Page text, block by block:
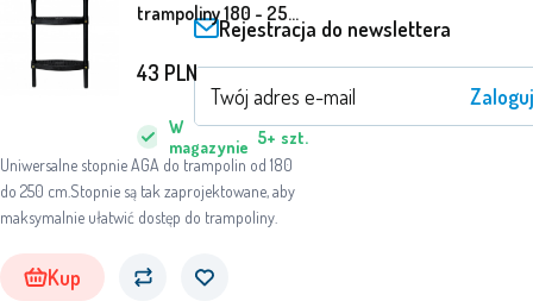
trampoliny 180 - 250
cm Czarna
Uniwersalne stopnie AGA do trampolin od 180
do 250 cm.Stopnie są tak zaprojektowane, aby
maksymalnie ułatwić dostęp do trampoliny.
W
magazynie 5+ szt.
43 PLN
Kup
Rejestracja do newslettera